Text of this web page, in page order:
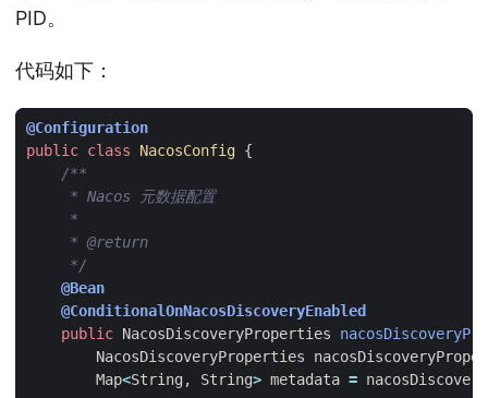
PID。
代码如下：
@Configuration
public class NacosConfig {
     */
@Bean
@ConditionalOnNacosDiscoveryEnabled
public NacosDiscoveryProperties
NacosDiscoveryProperties
Map<String , String> metadata =